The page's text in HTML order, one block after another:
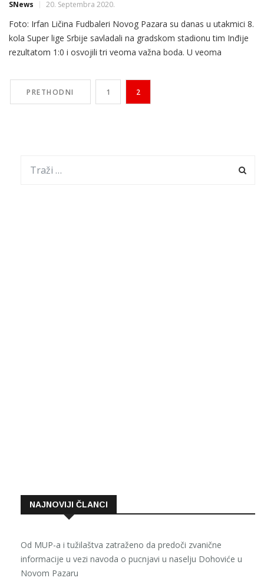
SNews 20. Septembra 2020.
Foto: Irfan Ličina Fudbaleri Novog Pazara su danas u utakmici 8.
kola Super lige Srbije savladali na gradskom stadionu tim Inđije
rezultatom 1:0 i osvojili tri veoma važna boda. U veoma
sedmom minutu postigao pobedonosni pogodak za domaćina.
Ovom pobjedom Novi Pazar je osvojio deveti […]
PRETHODNI 1 2
NAJNOVIJI ČLANCI
Od MUP-a i tužilaštva zatraženo da predoči zvanične
informacije u vezi navoda o pucnjavi u naselju Dohoviće u
Novom Pazaru